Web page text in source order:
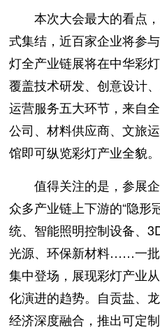
本次大会最大的看点
式集结，近百家企业将参
灯全产业链展将在中华彩
覆盖技术研发、创意设计
运营服务五大环节，来自
公司、材料供应商、文旅
馆即可纵览彩灯产业全貌。
值得关注的是，参展
众多产业链上下游的“隐
统、智能照明控制设备、
光源、环保新材料……一
集中登场，展现彩灯产业
化演进的趋势。自贡盐、
经济深度融合，推出可定